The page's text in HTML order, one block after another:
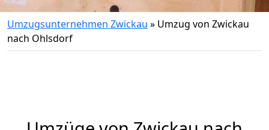
Umzugsunternehmen Zwickau » Umzug von Zwickau
nach Ohlsdorf